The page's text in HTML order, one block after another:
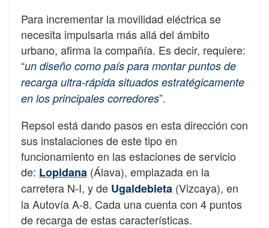
Para incrementar la movilidad eléctrica se
necesita impulsarla más allá del ámbito
urbano, afirma la compañía. Es decir, requiere:
“un diseño como país para montar puntos de
recarga ultra-rápida situados estratégicamente
en los principales corredores”.
Repsol está dando pasos en esta dirección con
sus instalaciones de este tipo en
funcionamiento en las estaciones de servicio
de: Lopidana (Álava), emplazada en la
carretera N-I, y de Ugaldebieta (Vizcaya), en
la Autovía A-8. Cada una cuenta con 4 puntos
de recarga de estas características.